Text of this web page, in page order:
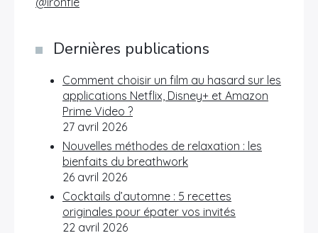
Dernières publications
Comment choisir un film au hasard sur les
applications Netflix, Disney+ et Amazon
Prime Video ?
27 avril 2026
Nouvelles méthodes de relaxation : les
bienfaits du breathwork
26 avril 2026
Cocktails d’automne : 5 recettes
originales pour épater vos invités
22 avril 2026